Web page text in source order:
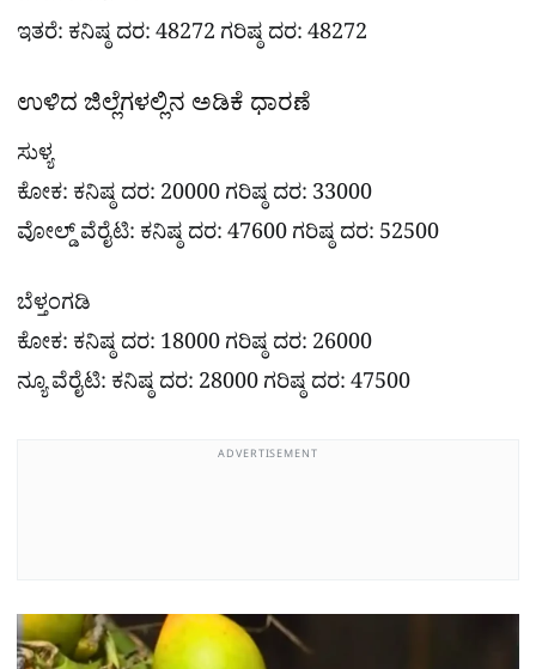
ಇತರೆ: ಕನಿಷ್ಠ ದರ: 48272 ಗರಿಷ್ಠ ದರ: 48272
ಉಳಿದ ಜಿಲ್ಲೆಗಳಲ್ಲಿನ ಅಡಿಕೆ ಧಾರಣೆ
ಸುಳ್ಯ
ಕೋಕ: ಕನಿಷ್ಠ ದರ: 20000 ಗರಿಷ್ಠ ದರ: 33000
ವೋಲ್ಡ್ ವೆರೈಟಿ: ಕನಿಷ್ಠ ದರ: 47600 ಗರಿಷ್ಠ ದರ: 52500
ಬೆಳ್ತಂಗಡಿ
ಕೋಕ: ಕನಿಷ್ಠ ದರ: 18000 ಗರಿಷ್ಠ ದರ: 26000
ನ್ಯೂ ವೆರೈಟಿ: ಕನಿಷ್ಠ ದರ: 28000 ಗರಿಷ್ಠ ದರ: 47500
ADVERTISEMENT